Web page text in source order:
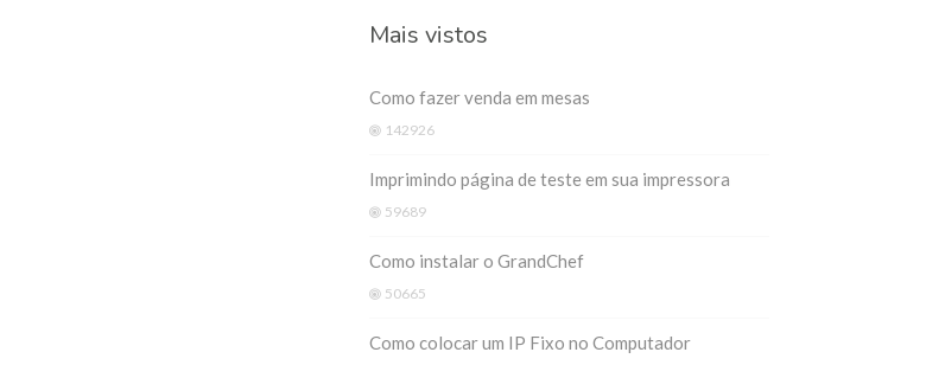
Mais vistos
Como fazer venda em mesas
142926
Imprimindo página de teste em sua impressora
59689
Como instalar o GrandChef
50665
Como colocar um IP Fixo no Computador